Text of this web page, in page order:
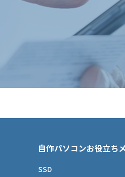
自作パソコンお役立ち
SSD